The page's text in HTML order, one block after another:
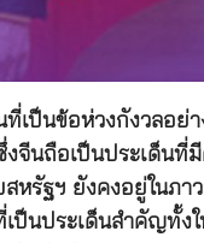
เป็นข้อห่วงกังวลอย่า
งจีนถือเป็นประเด็นที่
หรัฐฯ ยังคงอยู่ในภา
เป็นประเด็นสำคัญทั้ง